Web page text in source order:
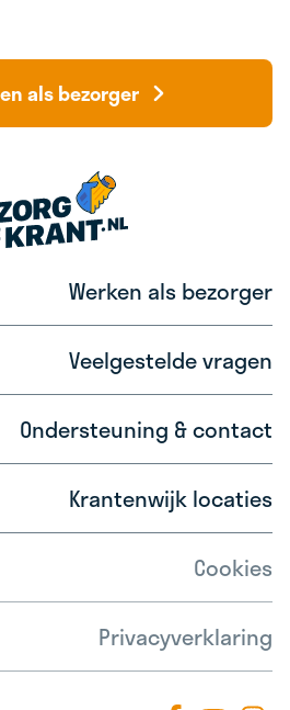
als bezorger
Werken als bezorger
Veelgestelde vragen
Ondersteuning & contact
Krantenwijk locaties
Cookies
Privacyverklaring